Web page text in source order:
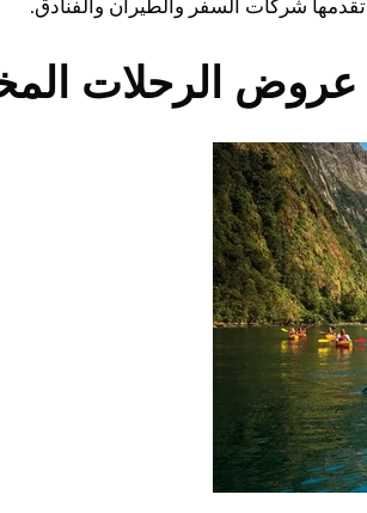
تقدمها شركات السفر والطيران والفنادق.
عروض الرحلات